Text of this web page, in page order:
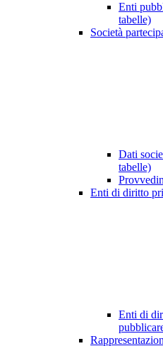
Enti
tabelle)
Società
Dati
tabelle)
Enti di diritto
Enti di